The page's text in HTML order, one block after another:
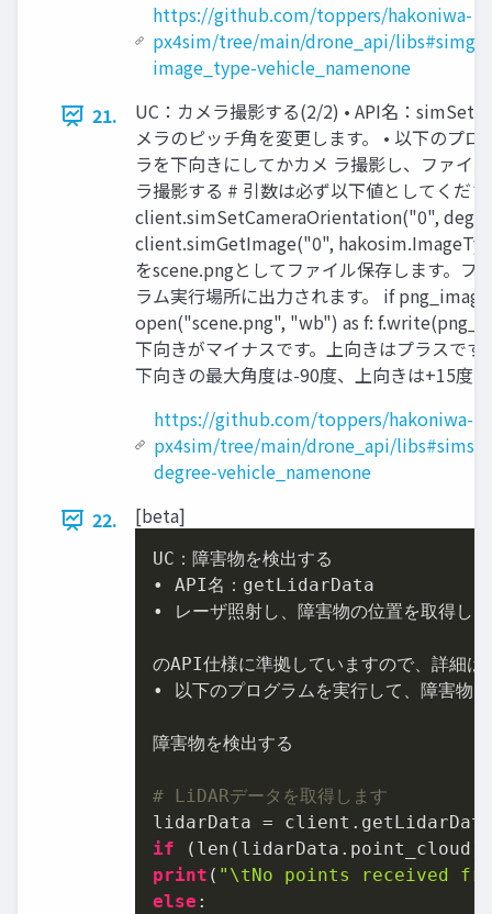
https://github.com/toppers/hakoniwa-
px4sim/tree/main/drone_api/
image_type-vehicle_namenone
21.
UC：カメラ撮影する(2/2) • API名：
メラのピッチ角を変更します。 • 以下のプ
ラを下向きにしてかカメ ラ撮影し、ファイ
ラ撮影する # 引数は必ず以下値としてくだ
client.simSetCameraOrientation("0",
client.simGetImage("0",
をscene.pngとしてファイル保存します。フ
ラム実行場所に出力されます。 if
open("scene.png", "wb") as f:
下向きがマイナスです。上向きはプラスです
下向きの最大角度は-90度、上向きは+15度
https://github.com/toppers/hakoniwa-
px4sim/tree/main/drone_api/
degree-vehicle_namenone
22.
[beta]
UC：障害物を検出する
• API名：getLidarData
• レーザ照射し、障害物の位置を取得
のAPI仕様に準拠していますので、詳細は
• 以下のプログラムを実行して、障害物
障害物を検出する
# LiDARデータを取得します
if
print ( "\tNo points received
else